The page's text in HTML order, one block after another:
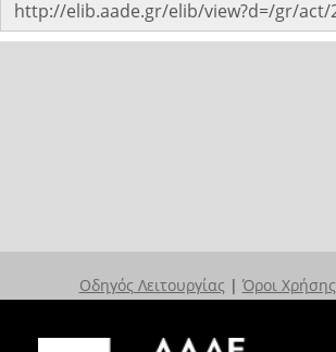
Οδηγός Λειτουργίας | Όροι Χρήσης